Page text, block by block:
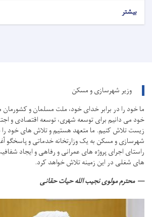
بیشتر
وزیر شهرسازی و مسکن
ما خود را در برابر خدای خود، ملت مسلمان و
خود می دانیم برای توسعه شهری، توسعه اقتصادی و
زیست تلاش کنیم. ما متعهد هستیم و تلاش های خود را
شهرسازی و مسکن به یک وزارتخانه خدماتی و پاسخگو
راستای اجرای پروژه های عمرانی و رفاهی و ایجاد
های شغلی در این زمینه تلاش خواهد کرد.
محترم مولوی نجیب الله حیات حقانی